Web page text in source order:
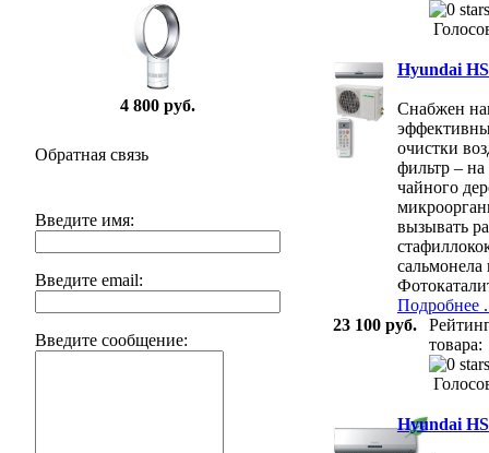
4 800 руб.
Обратная связь
Введите имя:
Введите email:
Введите сообщение:
Hyundai
Снабжен
очистки
фильтр – на
чайного
вызывать
сальмонела
Подробнее
23 100 руб.
товара:
Hyundai